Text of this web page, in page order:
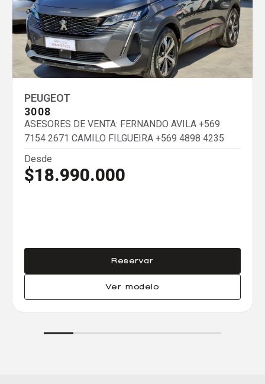
PEUGEOT
3008
ASESORES DE VENTA: FERNANDO AVILA +569
7154 2671 CAMILO FILGUEIRA +569 4898 4235
Desde
$18.990.000
Reservar
Ver modelo
Comparar